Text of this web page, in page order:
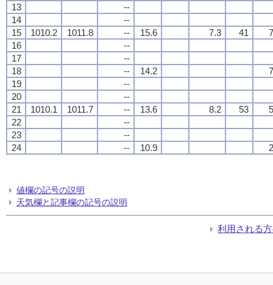
13
--
14
--
15
1010.2 1011.8 -- 15.6 7.3 41
16
--
17
--
18
-- 14.2
19
--
20
--
21
1010.1 1011.7 -- 13.6 8.2 53
22
--
23
--
24
-- 10.9
値欄の記号の説明
天気欄と記事欄の記号の説明
利用される